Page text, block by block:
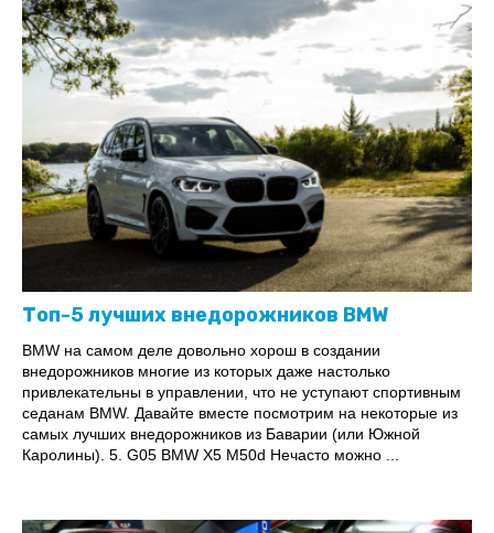
Топ-5 лучших внедорожников BMW
BMW на самом деле довольно хорош в создании
внедорожников многие из которых даже настолько
привлекательны в управлении, что не уступают спортивным
седанам BMW. Давайте вместе посмотрим на некоторые из
самых лучших внедорожников из Баварии (или Южной
Каролины). 5. G05 BMW X5 M50d Нечасто можно ...